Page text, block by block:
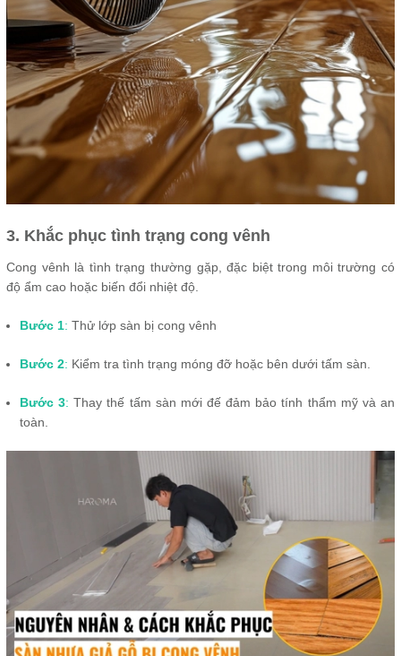
3. Khắc phục tình trạng cong vênh
Cong vênh là tình trạng thường gặp, đặc biệt trong môi trường có
độ ẩm cao hoặc biến đổi nhiệt độ.
Bước 1: Thử lớp sàn bị cong vênh
Bước 2: Kiểm tra tình trạng móng đỡ hoặc bên dưới tấm sàn.
Bước 3: Thay thế tấm sàn mới đế đảm bảo tính thẩm mỹ và an
toàn.